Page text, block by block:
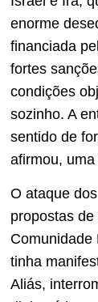
enorme
financiada
fortes
condições
sozinho. A
sentido de
afirmou,
O ataque
propostas
Comunidade
tinha
Aliás,